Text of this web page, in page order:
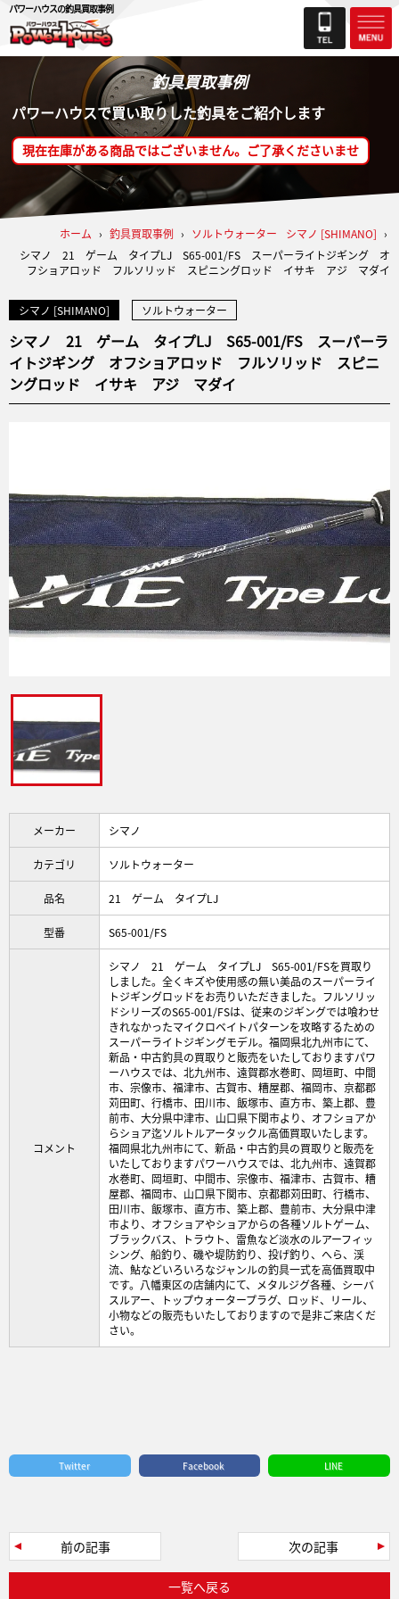
パワーハウスの釣具買取事例
釣具買取事例
パワーハウスで買い取りした釣具をご紹介します
現在在庫がある商品ではございません。ご了承くださいませ
ホーム › 釣具買取事例 › ソルトウォーター シマノ [SHIMANO] ›
シマノ 21 ゲーム タイプLJ S65-001/FS スーパーライトジギング オ
フショアロッド フルソリッド スピニングロッド イサキ アジ マダイ
シマノ [SHIMANO] ソルトウォーター
シマノ 21 ゲーム タイプLJ S65-001/FS スーパーラ
イトジギング オフショアロッド フルソリッド スピニ
ングロッド イサキ アジ マダイ
メーカー シマノ
カテゴリ ソルトウォーター
品名 21 ゲーム タイプLJ
型番 S65-001/FS
コメント
シマノ 21 ゲーム タイプLJ S65-001/FSを買取り
しました。全くキズや使用感の無い美品のスーパーライ
トジギングロッドをお売りいただきました。フルソリッ
ドシリーズのS65-001/FSは、従来のジギングでは喰わせ
きれなかったマイクロベイトパターンを攻略するための
スーパーライトジギングモデル。福岡県北九州市にて、
新品・中古釣具の買取りと販売をいたしておりますパワ
ーハウスでは、北九州市、遠賀郡水巻町、岡垣町、中間
市、宗像市、福津市、古賀市、糟屋郡、福岡市、京都郡
苅田町、行橋市、田川市、飯塚市、直方市、築上郡、豊
前市、大分県中津市、山口県下関市より、オフショアか
らショア迄ソルトルアータックル高価買取いたします。
福岡県北九州市にて、新品・中古釣具の買取りと販売を
いたしておりますパワーハウスでは、北九州市、遠賀郡
水巻町、岡垣町、中間市、宗像市、福津市、古賀市、糟
屋郡、福岡市、山口県下関市、京都郡苅田町、行橋市、
田川市、飯塚市、直方市、築上郡、豊前市、大分県中津
市より、オフショアやショアからの各種ソルトゲーム、
ブラックバス、トラウト、雷魚など淡水のルアーフィッ
シング、船釣り、磯や堤防釣り、投げ釣り、へら、渓
流、鮎などいろいろなジャンルの釣具一式を高価買取中
です。八幡東区の店舗内にて、メタルジグ各種、シーバ
スルアー、トップウォータープラグ、ロッド、リール、
小物などの販売もいたしておりますので是非ご来店くだ
さい。
Twitter Facebook LINE
前の記事
一覧へ戻る
次の記事